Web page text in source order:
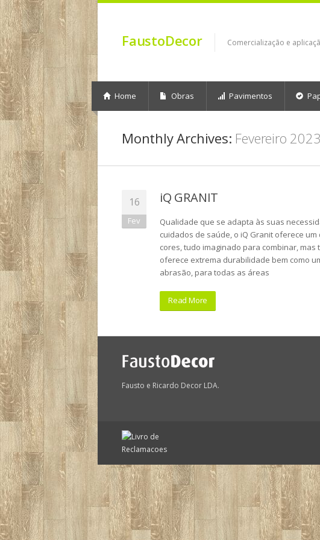
FaustoDecor Comercialização e
Home Obras Pavimentos
Monthly Archives: Fevereiro 2023
16
Fev
iQ GRANIT
Qualidade que se adapta às suas
cuidados de saúde, o iQ Granit oferece
cores, tudo imaginado para combinar,
oferece extrema durabilidade bem como
abrasão, para todas as áreas
Read More
Fausto e Ricardo Decor LDA.